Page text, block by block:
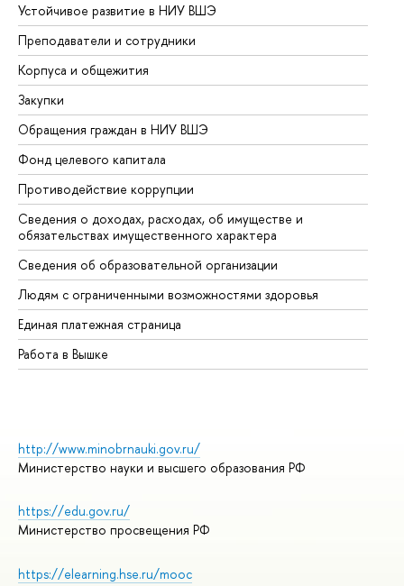
Устойчивое развитие в НИУ ВШЭ
Преподаватели и сотрудники
Корпуса и общежития
Закупки
Обращения граждан в НИУ ВШЭ
Фонд целевого капитала
Противодействие коррупции
Сведения о доходах, расходах, об имуществе и
обязательствах имущественного характера
Сведения об образовательной организации
Людям с ограниченными возможностями здоровья
Единая платежная страница
Работа в Вышке
http://www.minobrnauki.gov.ru/
Министерство науки и высшего образования РФ
https://edu.gov.ru/
Министерство просвещения РФ
https://elearning.hse.ru/mooc